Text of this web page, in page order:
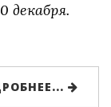
декабря.